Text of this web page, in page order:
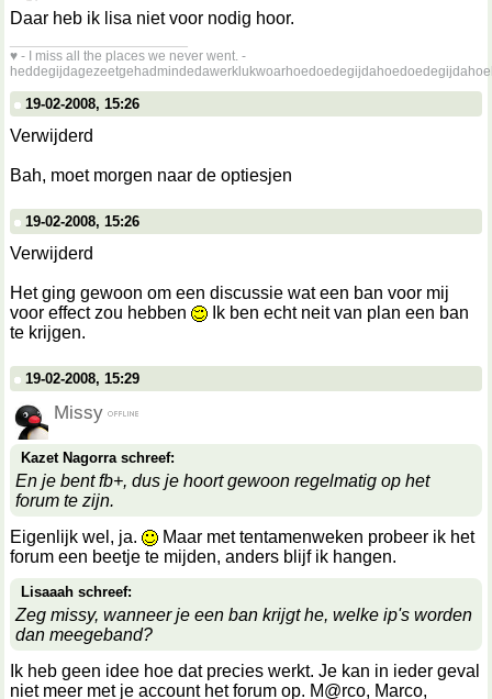
Daar heb ik lisa niet voor nodig hoor.
♥ - I miss all the places we never went. -
19-02-2008, 15:26
Verwijderd
Bah, moet morgen naar de optiesjen
19-02-2008, 15:26
Verwijderd
Het ging gewoon om een discussie wat een ban voor mij
voor effect zou hebben
Ik ben echt neit van plan een ban
te krijgen.
19-02-2008, 15:29
Missy
Kazet Nagorra schreef:
En je bent fb+, dus je hoort gewoon regelmatig op het
forum te zijn.
Eigenlijk wel, ja.
Maar met tentamenweken probeer ik het
forum een beetje te mijden, anders blijf ik hangen.
Lisaaah schreef:
Zeg missy, wanneer je een ban krijgt he, welke ip's worden
dan meegeband?
Ik heb geen idee hoe dat precies werkt. Je kan in ieder geval
niet meer met je account het forum op. M@rco, Marco,